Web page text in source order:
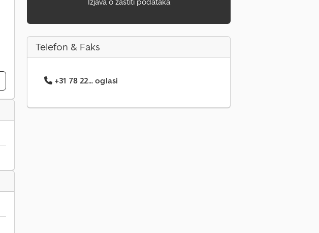
Telefon & Faks
+31 78 22... oglasi